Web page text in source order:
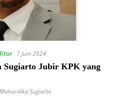
7 Juni 2024
Sugiarto Jubir KPK yang
Sugiarto